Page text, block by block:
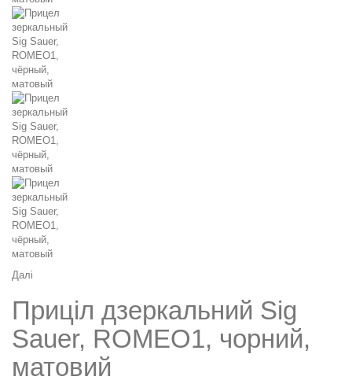
Далі
Приціл дзеркальний Sig
Sauer, ROMEO1, чорний,
матовий